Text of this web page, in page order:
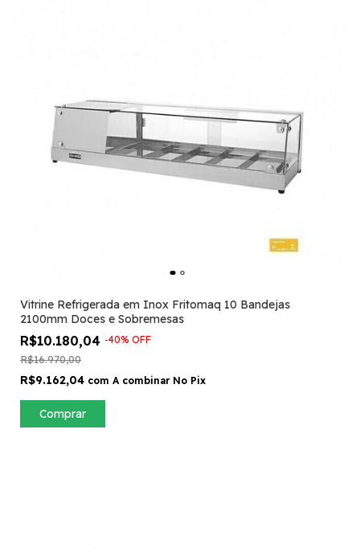
Vitrine Refrigerada em Inox Fritomaq 10 Bandejas
2100mm Doces e Sobremesas
R$10.180,04 -40% OFF
R$16.970,00
R$9.162,04 com A combinar No Pix
Comprar